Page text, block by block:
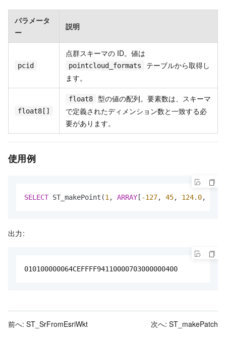
パラメータ
ー
説明
pcid
点群スキーマの ID。値は
pointcloud_formats
テーブルから取得し
ます。
float8[]
float8
型の値の配列。要素数は、スキーマ
で定義されたディメンション数と一致する必
要があります。
使用例
SELECT ST_makePoint(1, ARRAY [ -127, 45, 124.0,
出力:
010100000064CEFFFF94110000703000000400
前へ: ST_SrFromEsriWkt 次へ: ST_makePatch